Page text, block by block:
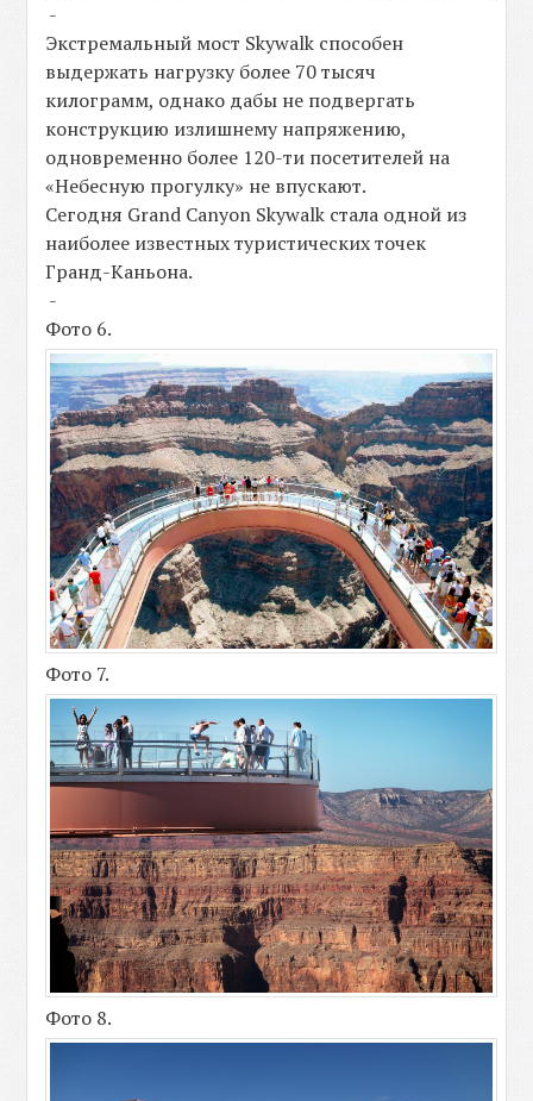
-
Экстремальный мост Skywalk способен
выдержать нагрузку более 70 тысяч
килограмм, однако дабы не подвергать
конструкцию излишнему напряжению,
одновременно более 120-ти посетителей на
«Небесную прогулку» не впускают.
Сегодня Grand Canyon Skywalk стала одной из
наиболее известных туристических точек
Гранд-Каньона.
-
Фото 6.
Фото 7.
Фото 8.